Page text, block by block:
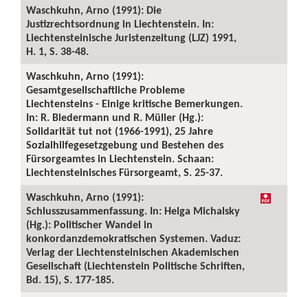
Waschkuhn, Arno (1991): Die
Justizrechtsordnung in Liechtenstein. In:
Liechtensteinische Juristenzeitung (LJZ) 1991,
H. 1, S. 38-48.
Waschkuhn, Arno (1991):
Gesamtgesellschaftliche Probleme
Liechtensteins - Einige kritische Bemerkungen.
In: R. Biedermann und R. Müller (Hg.):
Solidarität tut not (1966-1991), 25 Jahre
Sozialhilfegesetzgebung und Bestehen des
Fürsorgeamtes in Liechtenstein. Schaan:
Liechtensteinisches Fürsorgeamt, S. 25-37.
Waschkuhn, Arno (1991):
Schlusszusammenfassung. In: Helga Michalsky
(Hg.): Politischer Wandel in
konkordanzdemokratischen Systemen. Vaduz:
Verlag der Liechtensteinischen Akademischen
Gesellschaft (Liechtenstein Politische Schriften,
Bd. 15), S. 177-185.